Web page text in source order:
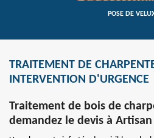
POSE DE
TRAITEMENT DE
INTERVENTION D'URGENCE
Traitement de bois de
demandez le devis à Artisan